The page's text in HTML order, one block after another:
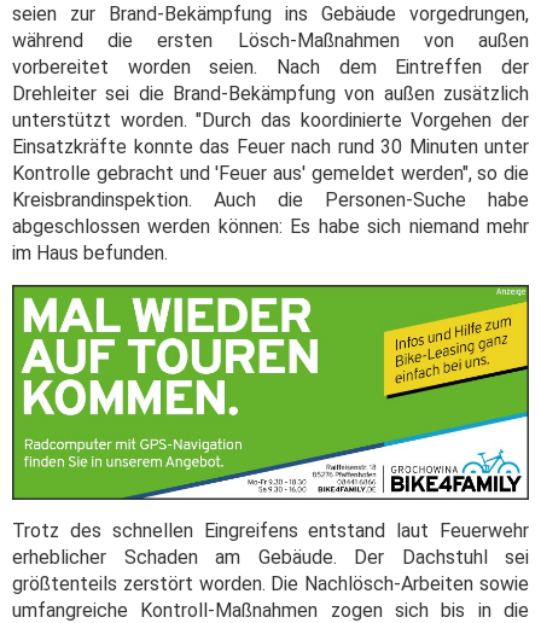
seien zur Brand-Bekämpfung ins Gebäude vorgedrungen,
während die ersten Lösch-Maßnahmen von außen
vorbereitet worden seien. Nach dem Eintreffen der
Drehleiter sei die Brand-Bekämpfung von außen zusätzlich
unterstützt worden. "Durch das koordinierte Vorgehen der
Einsatzkräfte konnte das Feuer nach rund 30 Minuten unter
Kontrolle gebracht und 'Feuer aus' gemeldet werden", so die
Kreisbrandinspektion. Auch die Personen-Suche habe
abgeschlossen werden können: Es habe sich niemand mehr
im Haus befunden.
Trotz des schnellen Eingreifens entstand laut Feuerwehr
erheblicher Schaden am Gebäude. Der Dachstuhl sei
größtenteils zerstört worden. Die Nachlösch-Arbeiten sowie
umfangreiche Kontroll-Maßnahmen zogen sich bis in die